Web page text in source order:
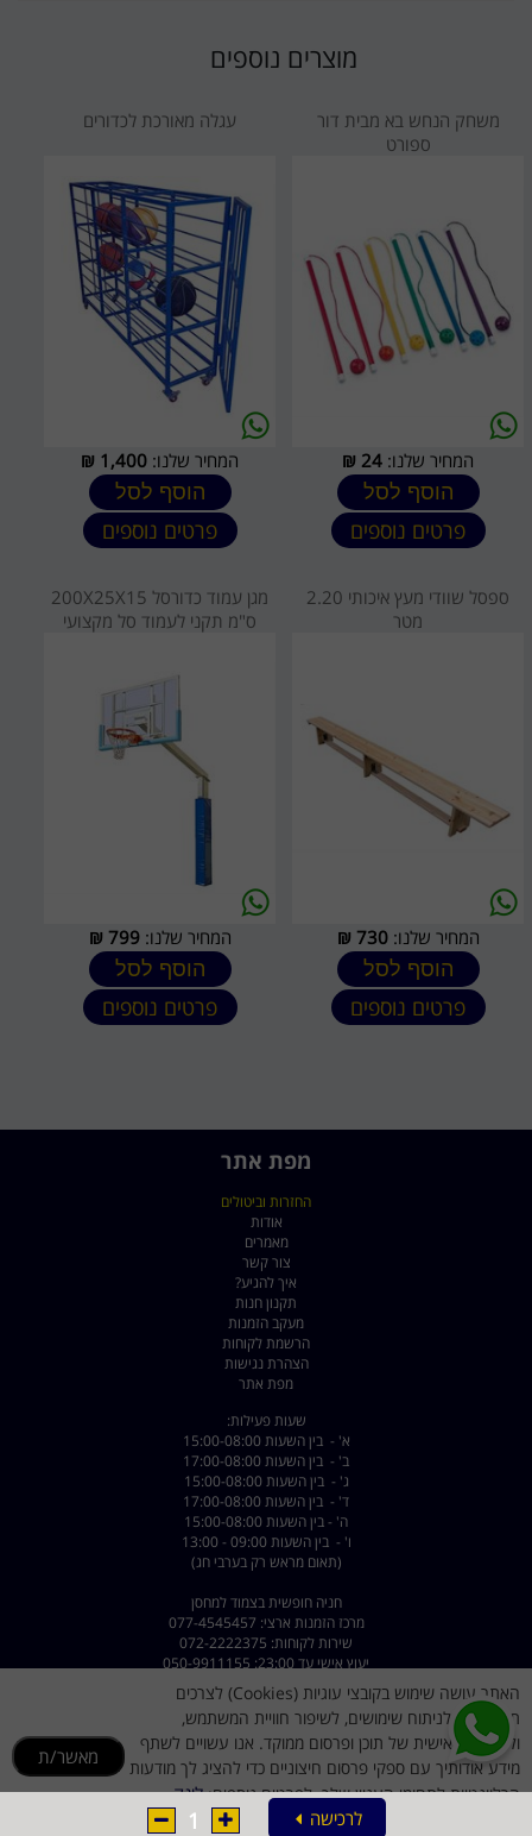
מוצרים נוספים
משחק הנחש בא מבית דור
ספורט
המחיר שלנו: 24
₪
הוסף לסל
פרטים נוספים
עגלה מאורכת לכדורים
המחיר שלנו: 1,400
₪
הוסף לסל
פרטים נוספים
ספסל שוודי מעץ איכותי 2.20
מטר
המחיר שלנו:730
₪
הוסף לסל
פרטים נוספים
מגן עמוד כדורסל 200X25X15
ס"מ תקני לעמוד סל מקצועי
המחיר שלנו:799
₪
הוסף לסל
פרטים נוספים
מפת אתר
החזרות וביטולים
אודות
מאמרים
צור קשר
איך להגיע?
תקנון חנות
מעקב הזמנות
הרשמת לקוחות
הצהרת נגישות
מפת אתר
שעות פעילות:
א' - בין השעות 15:00-08:00
ב' - בין השעות 17:00-08:00
ג' - בין השעות 15:00-08:00
ד' - בין השעות 17:00-08:00
ה' - בין השעות 15:00-08:00
ו' - בין השעות 09:00 - 13:00
(תאום מראש רק בערבי חג)
חניה חופשית בצמוד למחסן
מרכז הזמנות ארצי: 077-4545457
שירות לקוחות: 072-2222375
יעוץ אישי עד 23:00: 050-9911155
כתובת: רחוב השילוח 8 פתח תקווה - קרית מטלון
דוא"ל :dorsport@walla.com
מייל שירות לקוחותdorsportsr@gmail.com
לרכישה 1
האתר עושה שימוש בקובצי עוגיות (Cookies) לצרכים
תפעוליים, לניתוח שימושים, לשיפור חוויית המשתמש,
ולהתאמה אישית של תוכן ופרסום ממוקד. אנו עשויים לשתף
מידע אודותיך עם ספקי פרסום חיצוניים כדי להציג לך מודעות
הרלוונטיות לתחומי העניין שלך. לפרטים נוספים:לינק
מאשר/ת